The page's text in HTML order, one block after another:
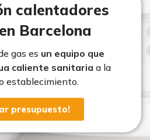
calentadores
Barcelona
gas es un equipo que
caliente sanitaria a la
establecimiento.
presupuesto!